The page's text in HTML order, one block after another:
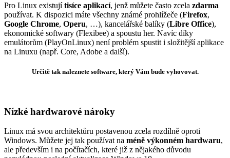
Pro Linux existujítisíce aplikací, jenž můžete často zcela zdarma
používat. K dispozici máte všechny známé prohlížeče (Firefox,
Google Chrome, Operu, …), kancelářské balíky (Libre Office),
ekonomické softwary (Flexibee) a spoustu her. Navíc díky
emulátorům (PlayOnLinux) není problém spustit i složitější aplikace
na Linuxu (např. Core, Adobe a další).
Určitě tak naleznete software, který Vám bude vyhovovat.
Nízké hardwarové nároky
Linux má svou architektůru postavenou zcela rozdílně oproti
Windows. Můžete jej tak používat na méně výkonném hardwaru,
ale především i na počítačích, které již z nějakého důvodu